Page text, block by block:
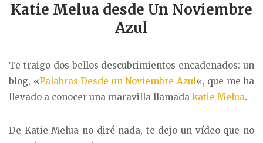
Katie Melua desde Un Noviembre
Azul
Te traigo dos bellos descubrimientos encadenados: un
blog, «Palabras Desde un Noviembre Azul«, que me ha
llevado a conocer una maravilla llamada katie Melua.
De Katie Melua no diré nada, te dejo un vídeo que no